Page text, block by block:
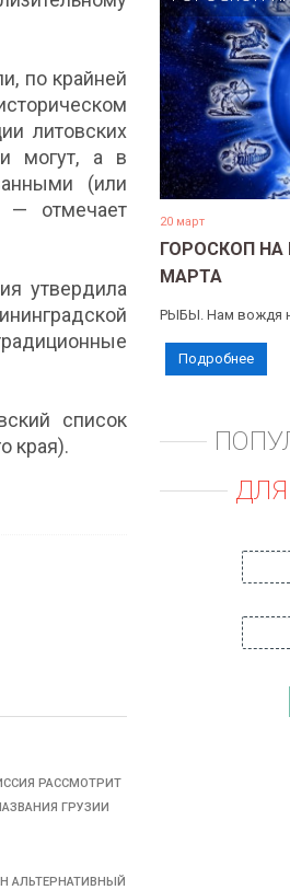
по крайней
литовских
могут, а в
(или
— отмечает
утвердила
список
края).
РАССМОТРИТ
ГРУЗИИ
АЛЬТЕРНАТИВНЫЙ
20 март
ГОРОСКОП НА
МАРТА
РЫБЫ. Нам вождя
Подробнее